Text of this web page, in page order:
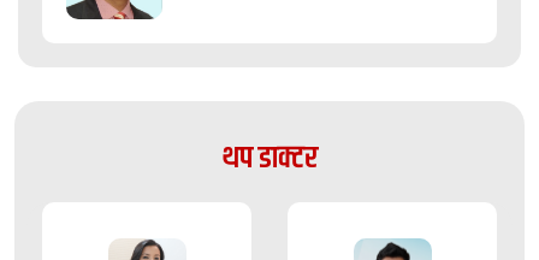
थप डाक्टर